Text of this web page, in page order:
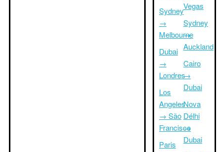
Sydney
→
Melbourne
Dubai
→
Londres
Los
Angeles
→ São
Francisco
Paris
Vegas
Sydney
→
Auckland
Cairo
→
Dubai
Nova
Délhi
→
Dubai